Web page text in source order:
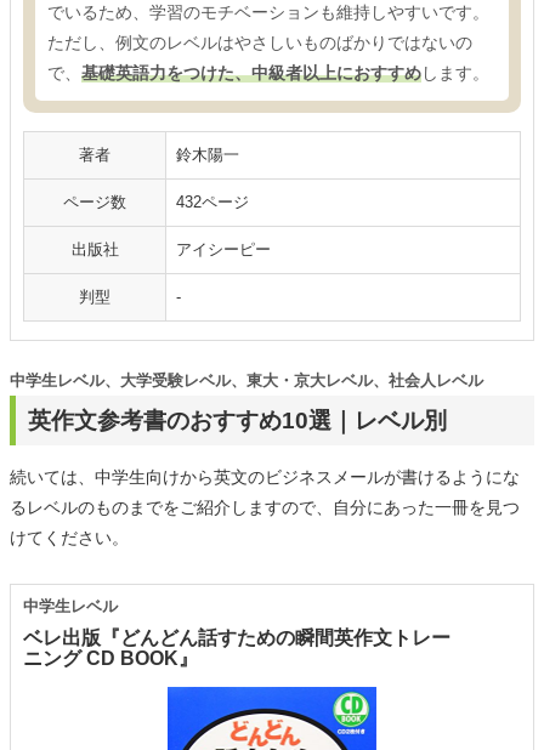
でいるため、学習のモチベーションも維持しやすいです。
ただし、例文のレベルはやさしいものばかりではないの
で、 基礎英語力をつけた、中級者以上におすすめします。
著者 鈴木陽一
ページ数 432ページ
出版社 アイシーピー
判型 -
英作文参考書のおすすめ10選｜レベル別
中学生レベル、大学受験レベル、東大・京大レベル、社会人レベル
続いては、中学生向けから英文のビジネスメールが書けるようにな
るレベルのものまでをご紹介しますので、自分にあった一冊を見つ
けてください。
ベレ出版『どんどん話すための瞬間英作文トレー
ニング CD BOOK』
中学生レベル